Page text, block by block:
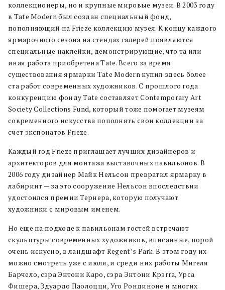
коллекционеры, но и крупные мировые музеи. В 2003 году
в Tate Modern был создан специальный фонд,
пополняющий на Frieze коллекцию музея. К концу каждого
ярмарочного сезона на стендах галерей появляются
специальные наклейки, демонстрирующие, что та или
иная работа приобретена Tate. Всего за время
существования ярмарки Tate Modern купил здесь более
ста работ современных художников. С прошлого года
конкуренцию фонду Tate составляет Contemporary Art
Society Collections Fund, который тоже помогает музеям
современного искусства пополнять свои коллекции за
счет экспонатов Frieze.
Каждый год Frieze приглашает лучших дизайнеров и
архитекторов для монтажа выставочных павильонов. В
2006 году дизайнер Майк Нельсон превратил ярмарку в
лабиринт — за это сооружение Нельсон впоследствии
удостоился премии Тернера, которую получают
художники с мировым именем.
Но еще на подходе к павильонам гостей встречают
скульптуры современных художников, вписанные, порой
очень искусно, в ландшафт Regent’s Park. В этом году их
можно смотреть уже с июля, и среди них работы Мигеля
Барчело, сэра Энтони Каро, сэра Энтони Крэгга, Урса
Фишера, Эдуардо Паолоцци, Уго Рондиноне и многих